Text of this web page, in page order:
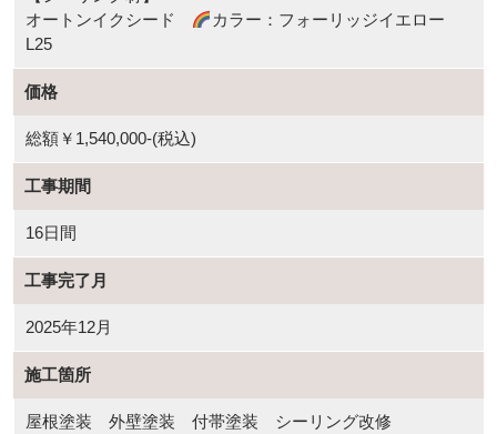
オートンイクシード
カラー：フォーリッジイエロー
L25
価格
総額￥1,540,000-(税込)
工事期間
16日間
工事完了月
2025年12月
施工箇所
屋根塗装 外壁塗装 付帯塗装 シーリング改修